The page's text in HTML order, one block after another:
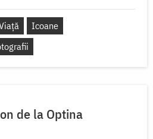
Icoane
de la Optina